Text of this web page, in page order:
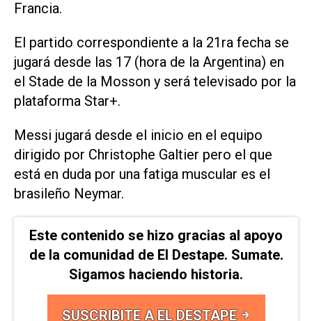
Francia.
El partido correspondiente a la 21ra fecha se
jugará desde las 17 (hora de la Argentina) en
el Stade de la Mosson y será televisado por la
plataforma Star+.
Messi jugará desde el inicio en el equipo
dirigido por Christophe Galtier pero el que
está en duda por una fatiga muscular es el
brasileño Neymar.
Este contenido se hizo gracias al apoyo
de la comunidad de El Destape. Sumate.
Sigamos haciendo historia.
SUSCRIBITE A EL DESTAPE